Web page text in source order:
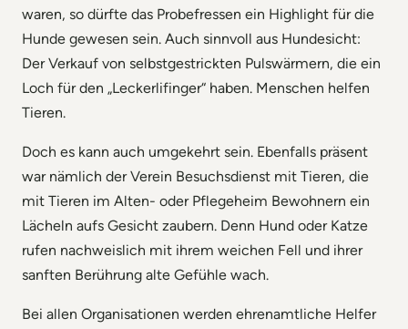
waren, so dürfte das Probefressen ein Highlight für die
Hunde gewesen sein. Auch sinnvoll aus Hundesicht:
Der Verkauf von selbstgestrickten Pulswärmern, die ein
Loch für den „Leckerlifinger“ haben. Menschen helfen
Tieren.
Doch es kann auch umgekehrt sein. Ebenfalls präsent
war nämlich der Verein Besuchsdienst mit Tieren, die
mit Tieren im Alten- oder Pflegeheim Bewohnern ein
Lächeln aufs Gesicht zaubern. Denn Hund oder Katze
rufen nachweislich mit ihrem weichen Fell und ihrer
sanften Berührung alte Gefühle wach.
Bei allen Organisationen werden ehrenamtliche Helfer